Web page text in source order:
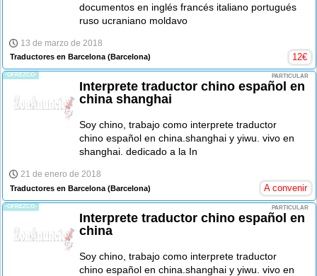
documentos en inglés francés italiano portugués
ruso ucraniano moldavo
13 de marzo de 2018
Traductores en Barcelona (Barcelona) 12€
-OFREZCO- PARTICULAR
Interprete traductor chino español en
china shanghai
Soy chino, trabajo como interprete traductor
chino español en china.shanghai y yiwu. vivo en
shanghai. dedicado a la In
21 de enero de 2018
Traductores en Barcelona (Barcelona) A convenir
-OFREZCO- PARTICULAR
Interprete traductor chino español en
china
Soy chino, trabajo como interprete traductor
chino español en china.shanghai y yiwu. vivo en